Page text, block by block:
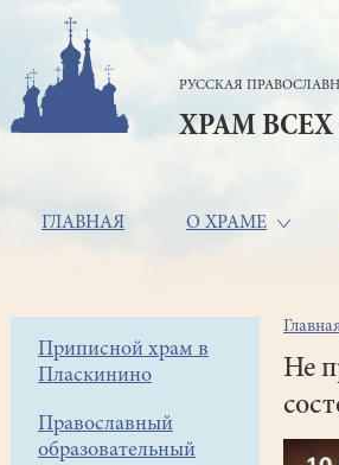
РУССКАЯ
ХРАМ
Основная
ГЛАВНАЯ О ХРАМЕ
Боковое
меню
Приписной храм в
Пласкинино
Православный
образовательный
Не